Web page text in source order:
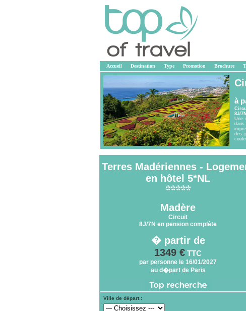
Accueil Destination Type Promotion Brochure
à
8J/
Une
dans
des
Terres Madériennes -
en hôtel 5*NL
Madère
Circuit
8J/7N en pension complète
� partir de
1349 € TTC
par personne le 16/01/2027
au d�part de Paris
Ville de départ :